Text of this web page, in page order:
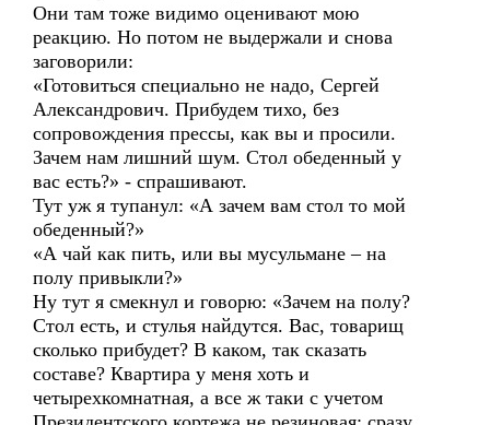
Они там тоже видимо оценивают мою
реакцию. Но потом не выдержали и снова
заговорили:
«Готовиться специально не надо, Сергей
Александрович. Прибудем тихо, без
сопровождения прессы, как вы и просили.
Зачем нам лишний шум. Стол обеденный у
вас есть?» - спрашивают.
Тут уж я тупанул: «А зачем вам стол то мой
обеденный?»
«А чай как пить, или вы мусульмане – на
полу привыкли?»
Ну тут я смекнул и говорю: «Зачем на полу?
Стол есть, и стулья найдутся. Вас, товарищ
сколько прибудет? В каком, так сказать
составе? Квартира у меня хоть и
четырехкомнатная, а все ж таки с учетом